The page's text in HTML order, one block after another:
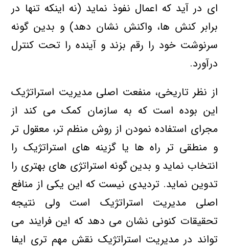
ای در آید که اعمال نفوذ نماید (نه اینکه تنها در
برابر کنش ها، واکنش نشان دهد) و بدین گونه
سرنوشت خود را رقم بزند و آینده را تحت کنترل
درآورد.
از نظر تاریخی، منفعت اصلی مدیریت استراتژیک
این بوده است که به سازمان کمک می کند از
مجرای استفاده نمودن از روش منظم تر، معقول تر
و منطقی تر راه ها یا گزینه های استراتژیک را
انتخاب نماید و بدین گونه استراتژی های بهتری را
تدوین نماید. تردیدی نیست که این یکی از منافع
اصلی مدیریت استراتژیک است ولی نتیجه
تحقیقات کنونی نشان می دهد که این فرایند می
تواند در مدیریت استراتژیک نقش مهم تری ایفا